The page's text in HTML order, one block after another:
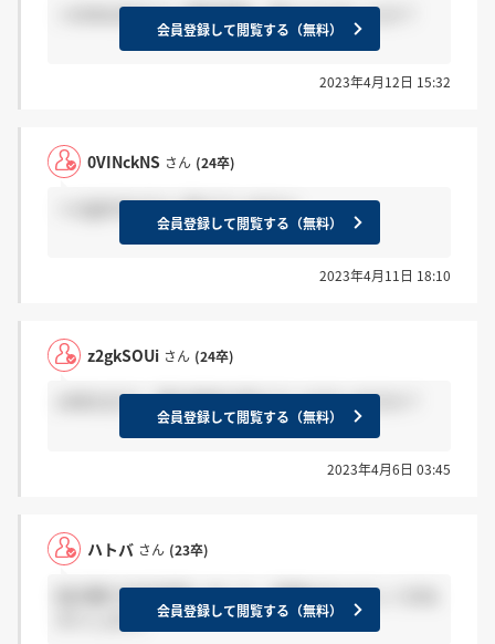
＞0VINckNSさん 最終面接、受けられましたか？
会員登録して閲覧する（無料）
2023年4月12日 15:32
0VINckNS さん (24卒)
＞z2gkSOUiさん 受けていますよ
会員登録して閲覧する（無料）
2023年4月11日 18:10
z2gkSOUi さん (24卒)
24卒の方で、現在選考を受けている方いますか？
会員登録して閲覧する（無料）
2023年4月6日 03:45
ハトバ さん (23卒)
総合職で内定承諾しました。同期の方よろしくおね
会員登録して閲覧する（無料）